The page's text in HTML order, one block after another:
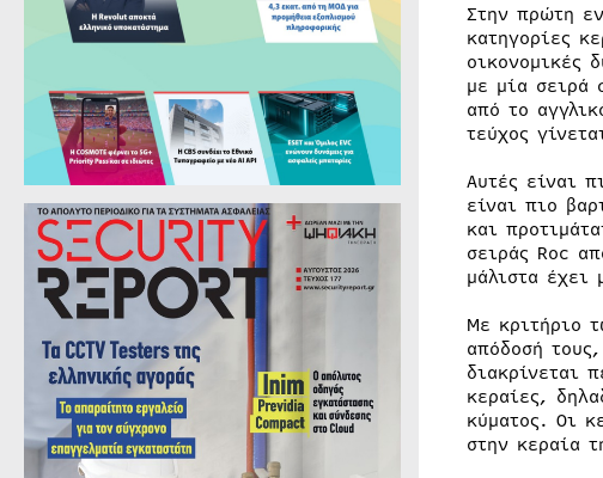
Στην πρώτη
κατηγορίες
οικονομικές
με μία σειρά
από το
τεύχος
Αυτές είναι
είναι πιο
και
σειράς Roc
μάλιστα έχει
Με κριτήριο
απόδοσή
διακρίνεται
κεραίες,
κύματος. Οι
στην κεραία